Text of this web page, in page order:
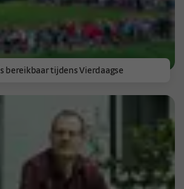
bereikbaar tijdens Vierdaagse